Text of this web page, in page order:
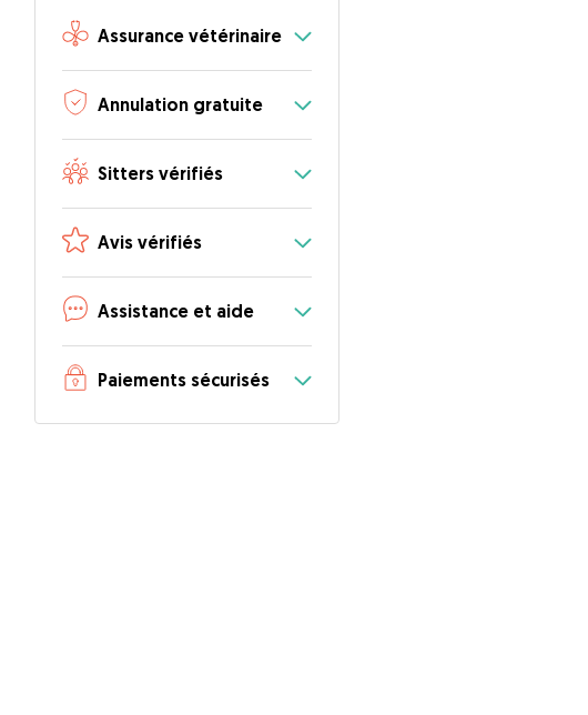
Assurance vétérinaire
Annulation gratuite
Sitters vérifiés
Avis vérifiés
Assistance et aide
Paiements sécurisés